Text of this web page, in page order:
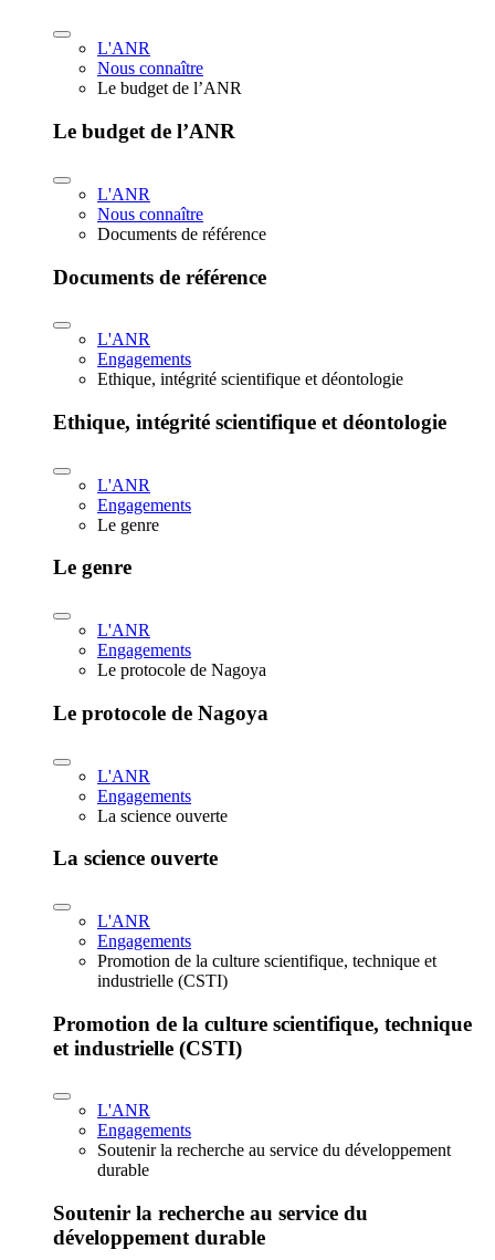
L'ANR
Nous connaître
Le budget de l’ANR
Le budget de l’ANR
L'ANR
Nous connaître
Documents de référence
Documents de référence
L'ANR
Engagements
Ethique, intégrité scientifique et déontologie
Ethique, intégrité scientifique et déontologie
L'ANR
Engagements
Le genre
Le genre
L'ANR
Engagements
Le protocole de Nagoya
Le protocole de Nagoya
L'ANR
Engagements
La science ouverte
La science ouverte
L'ANR
Engagements
Promotion de la culture scientifique, technique et
industrielle (CSTI)
Promotion de la culture scientifique, technique
et industrielle (CSTI)
L'ANR
Engagements
Soutenir la recherche au service du développement
durable
Soutenir la recherche au service du
développement durable